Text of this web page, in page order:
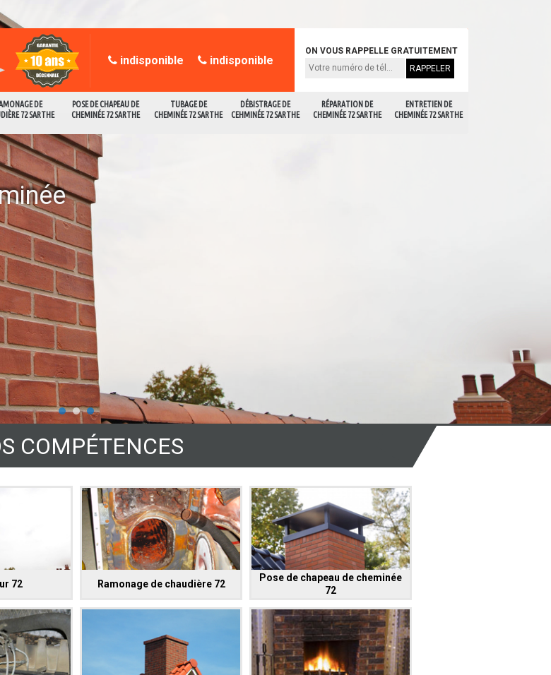
DE
72 SARTHE
POSE DE CHAPEAU DE
CHEMINÉE 72 SARTHE
TUBAGE DE
CHEMINÉE 72 SARTHE
DÉBISTRAGE DE
CEHMINÉE 72 SARTHE
RÉPARATION DE
CHEMINÉE 72 SARTHE
ENTRETIEN DE
CHEMINÉE 72 SARTHE
indisponible indisponible
ON VOUS RAPPELLE GRATUITEMENT
COMPÉTENCES
72 Ramonage de chaudière 72
Pose de chapeau de cheminée
72